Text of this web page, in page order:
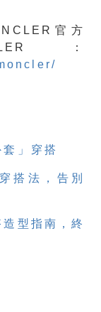
官方
：
」穿搭
搭法，告別
型指南，終